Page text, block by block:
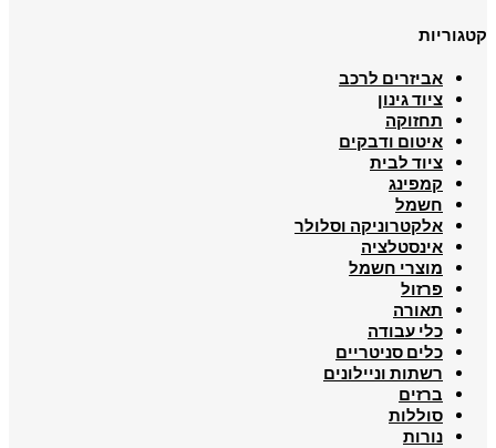
קטגוריות
אביזרים לרכב
ציוד גינון
תחזוקה
איטום ודבקים
ציוד לבית
קמפינג
חשמל
אלקטרוניקה וסלולר
אינסטלציה
מוצרי חשמל
פרזול
תאורה
כלי עבודה
כלים סניטריים
רשתות וניילונים
ברזים
סוללות
נורות